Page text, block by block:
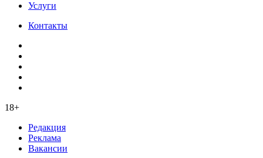
Услуги
Контакты
18+
Редакция
Реклама
Вакансии